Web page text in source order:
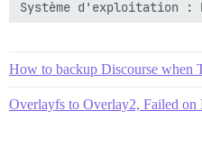
How to backup Discourse when
Overlayfs to Overlay2, Failed on